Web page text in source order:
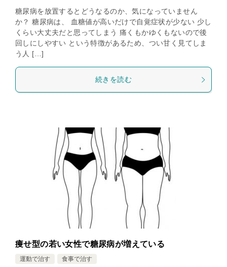
糖尿病を放置するとどうなるのか、気になっていません
か？ 糖尿病は、 血糖値が高いだけで自覚症状が少ない 少し
くらい大丈夫だと思ってしまう 痛くもかゆくもないので後
回しにしやすい という特徴があるため、つい甘く見てしま
う人 […]
続きを読む
痩せ型の若い女性で糖尿病が増えている
運動で治す 食事で治す